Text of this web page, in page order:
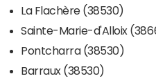
La Flachère (38530)
Sainte-Marie-d'Alloix
Pontcharra (38530)
Barraux (38530)